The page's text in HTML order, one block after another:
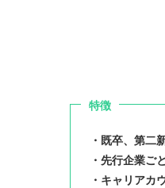
特徴
・既卒、第二
・先行企業ご
・キャリアカ